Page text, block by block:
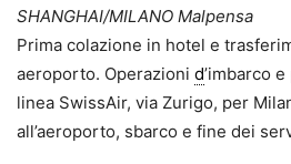
SHANGHAI/MILANO Malpensa
Prima colazione in hotel e
aeroporto. Operazioni d’imbarco
linea SwissAir, via Zurigo, per
all’aeroporto, sbarco e fine dei